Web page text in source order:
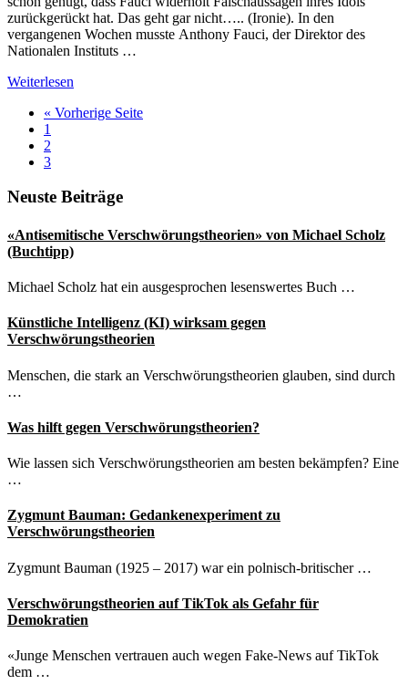
zurückgerückt hat. Das geht gar nicht….. (Ironie). In den
vergangenen Wochen musste Anthony Fauci, der Direktor des
Nationalen Instituts …
Rechte
nehmen
Trumps
Corona-
Berater
Visier
Weiterlesen
« Vorherige Seiteaufrufen
Seite
1
Seite
2
Seite
3
Seitenspalte
Neuste Beiträge
«Antisemitische Verschwörungstheorien» von Michael Scholz
(Buchtipp)
Michael Scholz hat ein ausgesprochen lesenswertes Buch …
Künstliche Intelligenz (KI) wirksam gegen
Verschwörungstheorien
Menschen, die stark an Verschwörungstheorien glauben, sind durch
…
Was hilft gegen Verschwörungstheorien?
Wie lassen sich Verschwörungstheorien am besten bekämpfen? Eine
…
Zygmunt Bauman: Gedankenexperiment zu
Verschwörungstheorien
Zygmunt Bauman (1925 – 2017) war ein polnisch-britischer …
Verschwörungstheorien auf TikTok als Gefahr für
Demokratien
«Junge Menschen vertrauen auch wegen Fake-News auf TikTok
dem …